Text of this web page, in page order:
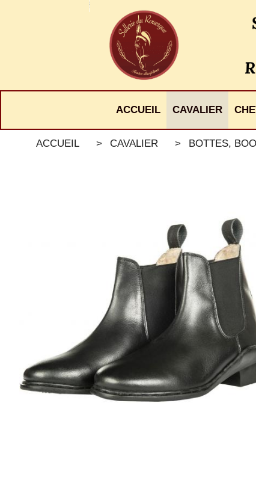
ACCUEIL CAVALIER
ACCUEIL CAVALIER BOTTES,
Panneau de gestion des cookies